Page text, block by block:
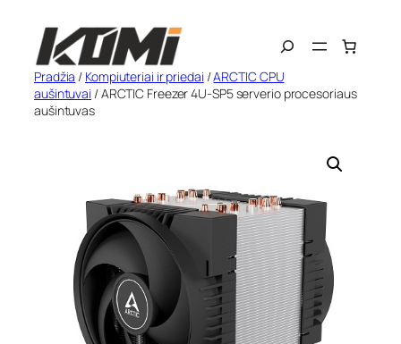
turinio
Search
Pradžia / Kompiuteriai ir priedai /ARCTIC CPU
aušintuvai / ARCTIC Freezer 4U-SP5 serverio procesoriaus
aušintuvas